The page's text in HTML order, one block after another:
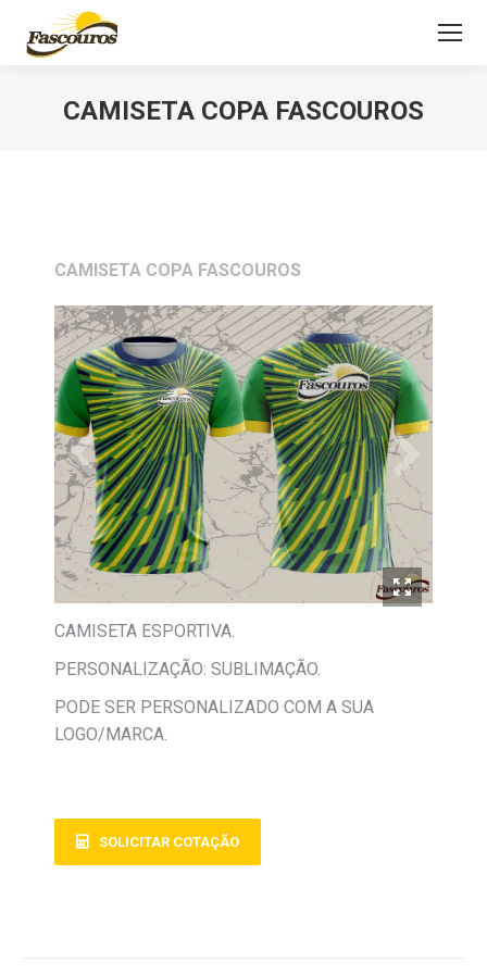
CAMISETA COPA FASCOUROS
CAMISETA COPA FASCOUROS
CAMISETA ESPORTIVA.
PERSONALIZAÇÃO: SUBLIMAÇÃO.
PODE SER PERSONALIZADO COM A SUA
LOGO/MARCA.
SOLICITAR COTAÇÃO